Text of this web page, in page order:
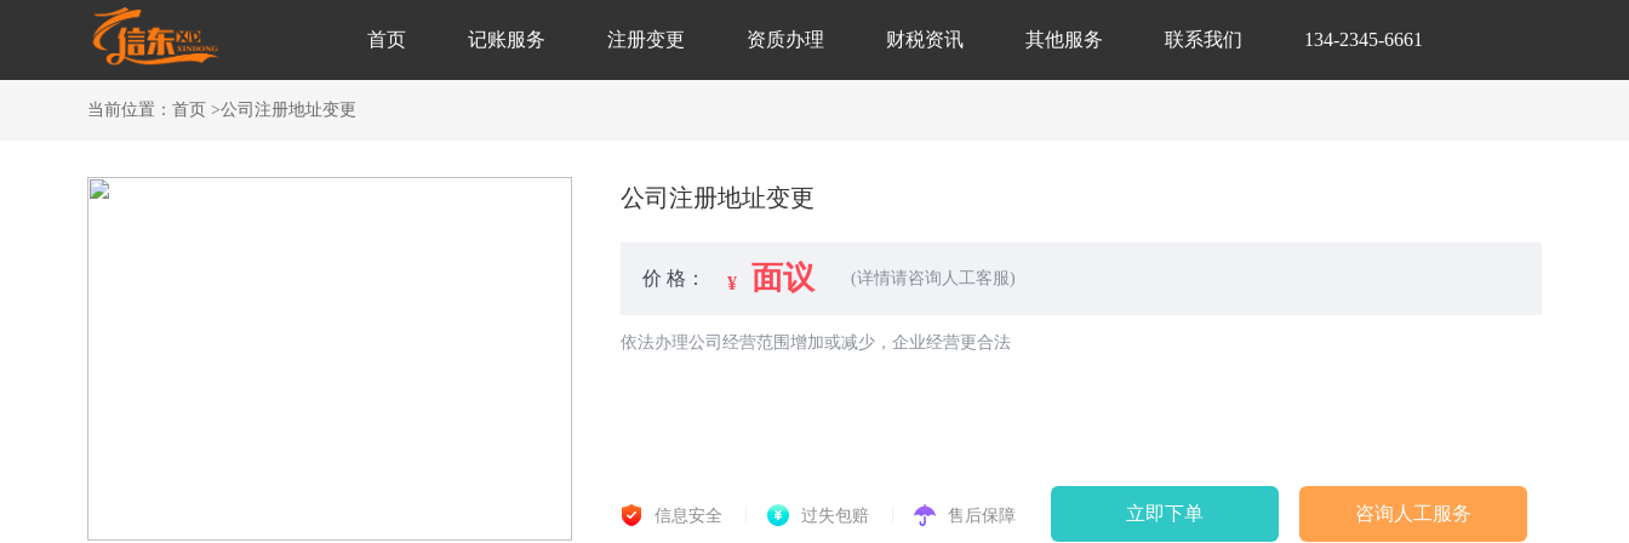
首页 记账服务 注册变更 资质办理 财税资讯 其他服务 联系我们 134-2345-6661
当前位置： 首页 >公司注册地址变更
公司注册地址变更
价 格： 面议 (详情请咨询人工客服)
依法办理公司经营范围增加或减少，企业经营更合法
信息安全 过失包赔 售后保障 立即下单 咨询人工服务